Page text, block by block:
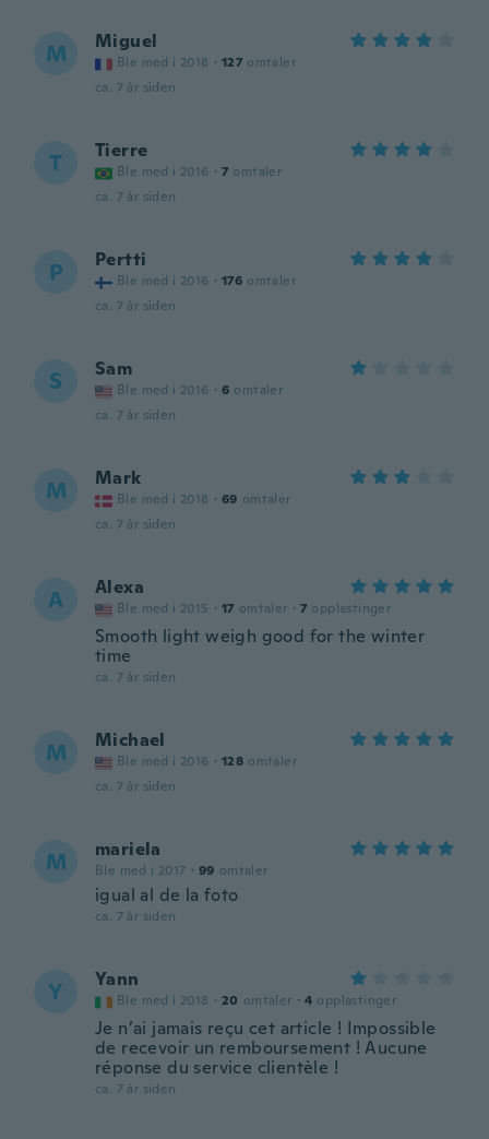
M Miguel
Ble med i 2018 · 127 omtaler
ca. 7 år siden
T Tierre
Ble med i 2016 · 7 omtaler
ca. 7 år siden
P Pertti
Ble med i 2016 · 176 omtaler
ca. 7 år siden
S Sam
Ble med i 2016 · 6 omtaler
ca. 7 år siden
M Mark
Ble med i 2018 · 69 omtaler
ca. 7 år siden
A Alexa
Ble med i 2015 · 17 omtaler · 7 opplastinger
Smooth light weigh good for the winter
time
ca. 7 år siden
M Michael
Ble med i 2016 · 128 omtaler
ca. 7 år siden
M mariela
Ble med i 2017 · 99 omtaler
igual al de la foto
ca. 7 år siden
Y Yann
Ble med i 2018 · 20 omtaler · 4 opplastinger
Je n’ai jamais reçu cet article ! Impossible
de recevoir un remboursement ! Aucune
réponse du service clientèle !
ca. 7 år siden